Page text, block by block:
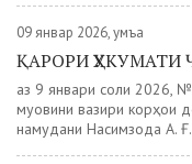
09 январ 2026, Ҷумъа
ҚАРОРИ
аз 9 январи соли 2026,
муовини вазири корҳои
намудани Насимзода А.